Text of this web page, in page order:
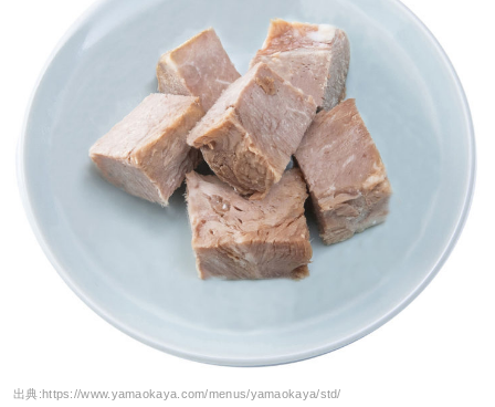
出典:https://www.yamaokaya.com/menus/yamaokaya/std/